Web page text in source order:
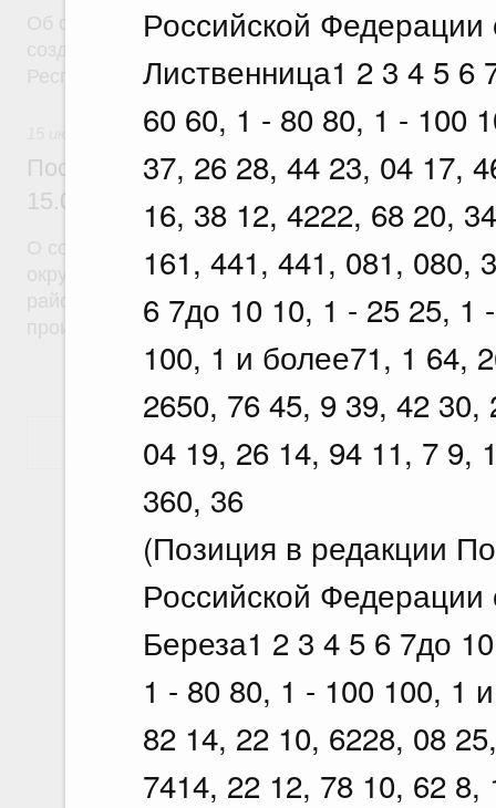
Российской
Лиственница1 2 3 4 5 6
60 60, 1 - 80 80, 1 - 100
37, 26 28, 44 23, 04 17,
16, 38 12, 4222, 68 20,
161, 441, 441, 081, 080,
6 7до 10 10, 1 - 25 25, 1
100, 1 и более71, 1 64,
2650, 76 45, 9 39, 42
04 19, 26 14, 94 11, 7 9,
360, 36
(Позиция в редакции
Российской
Береза1 2 3 4 5 6 7до
1 - 80 80, 1 - 100 100, 1
82 14, 22 10, 6228, 08
7414, 22 12, 78 10, 62
Об особой экономической зоне промышленно-
созданной на территории Заинского
Республики Татарстан
Постановление Правительства
15.07.2026 г. № 891
О создании на территориях муниципальных
округ город Саяногорск Республики Хакасия и
район Республики Хакасия особой
производственного типа
Показать еще